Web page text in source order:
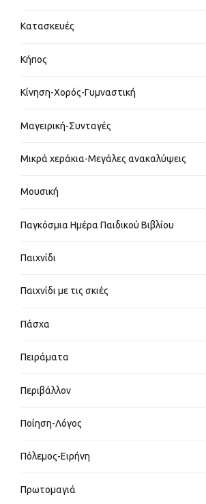
Κατασκευές
Κήπος
Κίνηση-Χορός-Γυμναστική
Μαγειρική-Συνταγές
Μικρά χεράκια-Μεγάλες ανακαλύψεις
Μουσική
Παγκόσμια Ημέρα Παιδικού Βιβλίου
Παιχνίδι
Παιχνίδι με τις σκιές
Πάσχα
Πειράματα
Περιβάλλον
Ποίηση-Λόγος
Πόλεμος-Ειρήνη
Πρωτομαγιά